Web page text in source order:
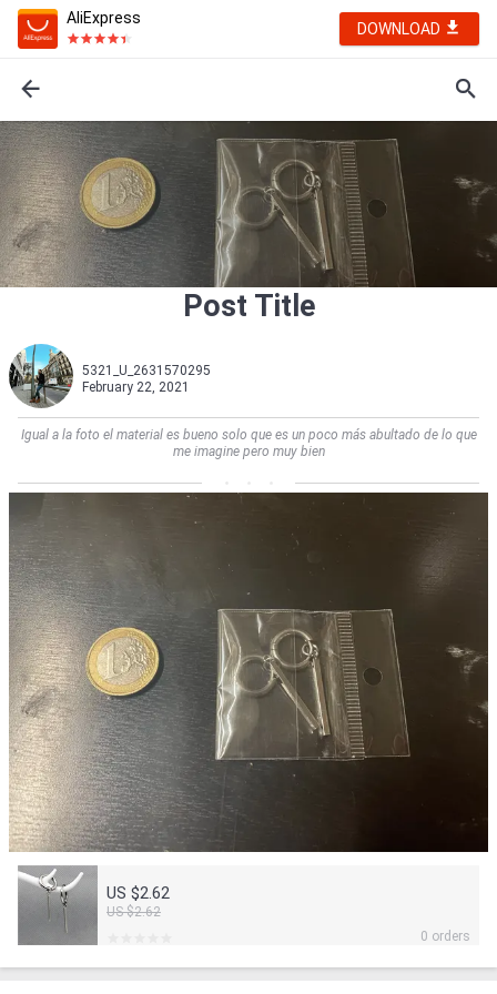
AliExpress
DOWNLOAD
Post Title
5321_U_2631570295
February 22, 2021
Igual a la foto el material es bueno solo que es un poco más abultado de lo que
me imagine pero muy bien
US $2.62
US $2.62
0 orders